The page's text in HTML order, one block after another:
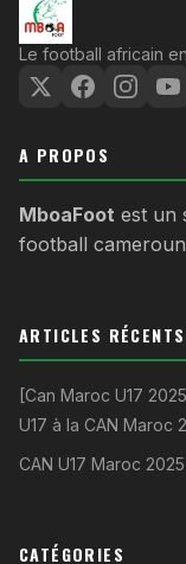
Le football africain
A PROPOS
MboaFoot est un
football
ARTICLES RÉCENTS
[Can Maroc U17
U17 à la CAN Maroc
CAN U17 Maroc
CATÉGORIES